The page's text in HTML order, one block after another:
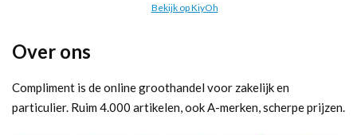
Bekijk op KiyOh
Over ons
Compliment is de online groothandel voor zakelijk en
particulier. Ruim 4.000 artikelen, ook A-merken, scherpe prijzen.